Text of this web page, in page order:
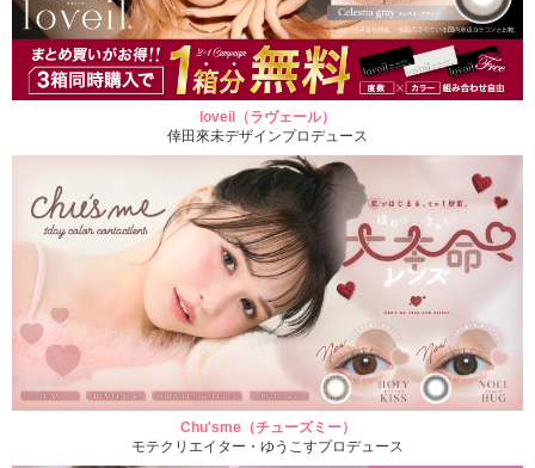
loveil（ラヴェール）
倖田來未デザインプロデュース
Chu'sme（チューズミー）
モテクリエイター・ゆうこすプロデュース